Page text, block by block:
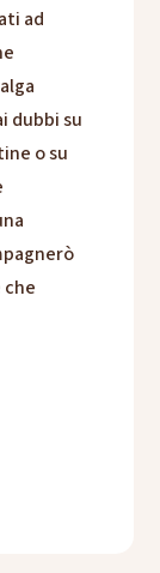
ad
dubbi su
o su
che